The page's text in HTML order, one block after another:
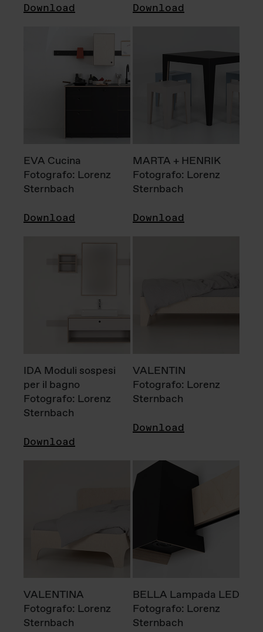
Download Download
EVA Cucina
Fotografo: Lorenz
Sternbach
Download
MARTA + HENRIK
Fotografo: Lorenz
Sternbach
Download
IDA Moduli sospesi
per il bagno
Fotografo: Lorenz
Sternbach
Download
VALENTIN
Fotografo: Lorenz
Sternbach
Download
VALENTINA
Fotografo: Lorenz
Sternbach
BELLA Lampada LED
Fotografo: Lorenz
Sternbach